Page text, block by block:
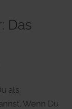
Das
als
Wenn Du